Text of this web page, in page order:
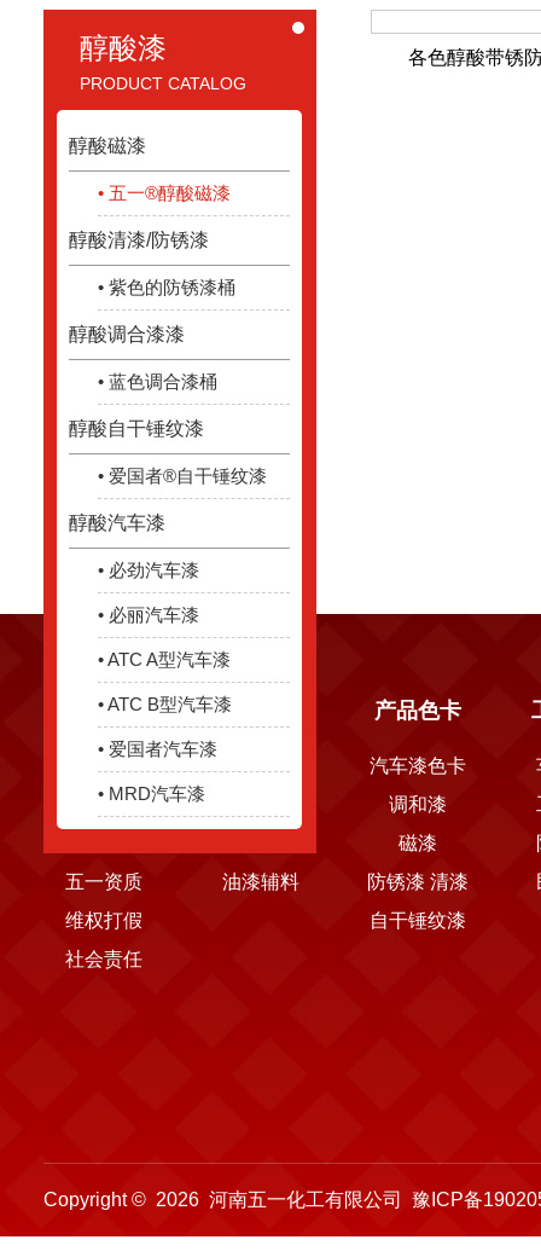
醇酸漆
PRODUCT CATALOG
醇酸磁漆
• 五一®醇酸磁漆
醇酸清漆/防锈漆
• 紫色的防锈漆桶
醇酸调合漆漆
• 蓝色调合漆桶
醇酸自干锤纹漆
• 爱国者®自干锤纹漆
醇酸汽车漆
• 必劲汽车漆
• 必丽汽车漆
• ATC A型汽车漆
• ATC B型汽车漆
• 爱国者汽车漆
• MRD汽车漆
各色醇酸带锈
关于五一
发展历程
五一资质
维权打假
社会责任
产品中心
油漆辅料
产品色卡
汽车漆色卡
调和漆
磁漆
防锈漆 清漆
自干锤纹漆
Copyright © 2026 河南五一化工有限公司 豫ICP备